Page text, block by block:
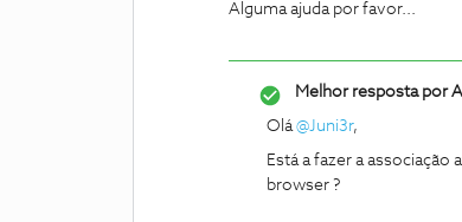
Alguma ajuda por favor...
Melhor resposta por
Olá@Juni3r,
Está a fazer a associação
browser ?